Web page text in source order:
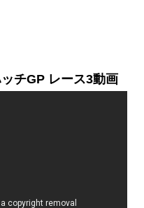
チGP レース3動画